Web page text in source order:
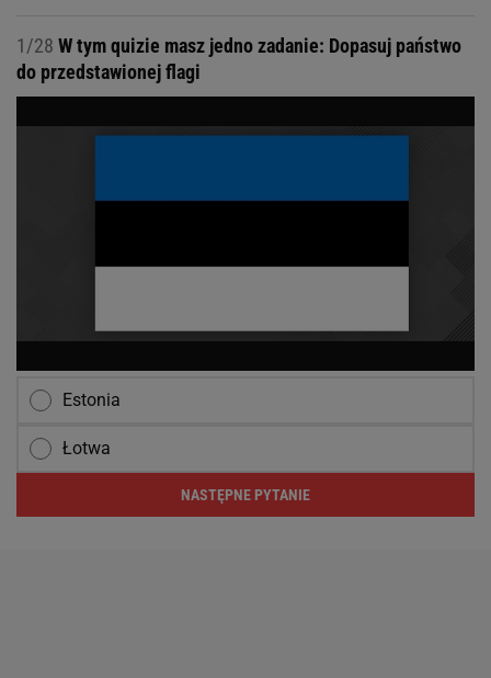
1/28 W tym quizie masz jedno zadanie: Dopasuj państwo
do przedstawionej flagi
Estonia
Łotwa
NASTĘPNE PYTANIE